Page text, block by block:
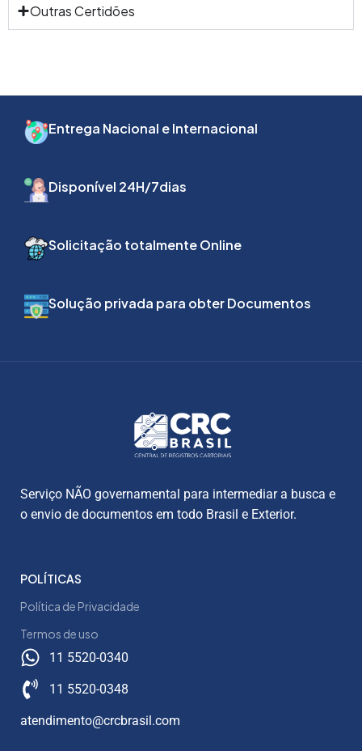
Outras Certidões
Entrega Nacional e Internacional
Disponível 24H/7dias
Solicitação totalmente Online
Solução privada para obter Documentos
Serviço NÃO governamental para intermediar a busca e
o envio de documentos em todo Brasil e Exterior.
POLÍTICAS
Política de Privacidade
Termos de uso
11 5520-0340
11 5520-0348
atendimento@crcbrasil.com